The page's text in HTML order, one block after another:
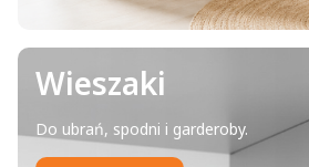
Wieszaki
Do ubrań, spodni i garderoby.